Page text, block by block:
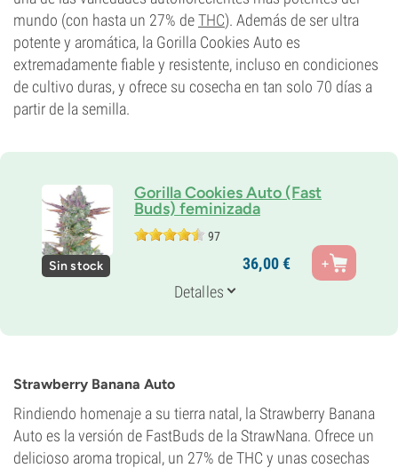
mundo (con hasta un 27% deTHC). Además de ser ultra
potente y aromática, la Gorilla Cookies Auto es
extremadamente fiable y resistente, incluso en condiciones
de cultivo duras, y ofrece su cosecha en tan solo 70 días a
partir de la semilla.
Gorilla Cookies Auto (Fast
Buds) feminizada
97
Padres
Gorilla Cookies Auto
45% Sativa
10-11 semanas de la semilla al cultivo
CBD
0-1%
Tipo de floración
Autofloreciente
Sin stock 36,00€
Detalles
Strawberry Banana Auto
Rindiendo homenaje a su tierra natal, la Strawberry Banana
Auto es la versión de FastBuds de la StrawNana. Ofrece un
delicioso aroma tropical, un 27% de THC y unas cosechas